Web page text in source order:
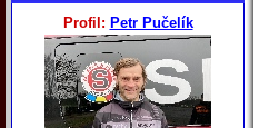
Profil: Petr Pučelík